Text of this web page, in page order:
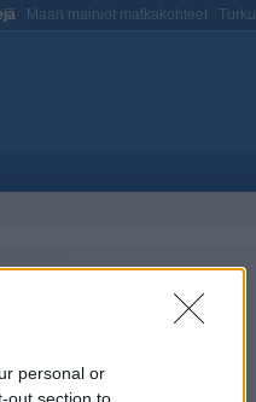
personal or
Maan mainiot matkakohteet Turku